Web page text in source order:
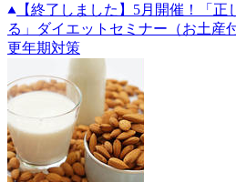
【終了しました】5月開催！「
る」ダイエットセミナー（お土産
更年期対策